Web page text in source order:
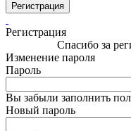
Регистрация
Регистрация
Спасибо за
Изменение пароля
Пароль
Вы забыли заполнить
Новый пароль